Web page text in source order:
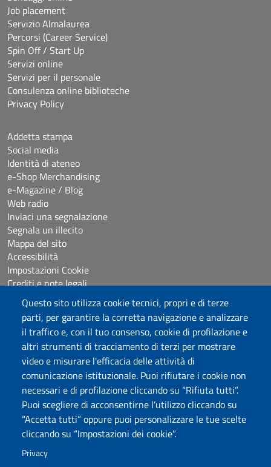
Questo sito utilizza cookie tecnici, propri e di terze
parti, per garantire la corretta navigazione e analizzare
il traffico e, con il tuo consenso, cookie di profilazione e
altri strumenti di tracciamento di terzi per mostrare
video e misurare l'efficacia delle attività di
comunicazione istituzionale. Puoi rifiutare i cookie non
necessari e di profilazione cliccando su “Rifiuta tutti”.
Puoi scegliere di acconsentirne l’utilizzo cliccando su
“Accetta tutti” oppure puoi personalizzare le tue scelte
cliccando su “Impostazioni dei cookie”.
Privacy
Università degli Studi di Sassari
Piazza Università 21, Sassari
Tel.: 800 882994 (Orientamento studenti)
RETTORE:rettore@uniss.it
PEC:protocollo@pec.uniss.it
URP:urp@uniss.it
Job placement
Servizio Almalaurea
Percorsi (Career Service)
Spin Off / Start Up
Servizi online
Servizi per il personale
Consulenza online biblioteche
Privacy Policy
Addetta stampa
Social media
Identità di ateneo
e-Shop Merchandising
e-Magazine / Blog
Web radio
Inviaci una segnalazione
Segnala un illecito
Mappa del sito
Accessibilità
Impostazioni Cookie
Crediti e note legali
Seguici su
Chatta con noi